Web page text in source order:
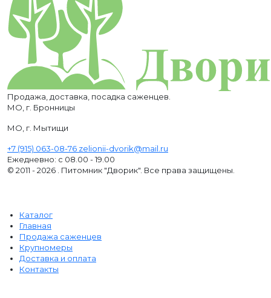
Продажа, доставка, посадка саженцев.
МО, г. Бронницы
МО, г. Мытищи
+7 (915) 063-08-76 zelionii-dvorik@mail.ru
Ежедневно: с 08.00 - 19.00
© 2011 - 2026 . Питомник "Дворик". Все права защищены.
Каталог
Главная
Продажа саженцев
Крупномеры
Доставка и оплата
Контакты